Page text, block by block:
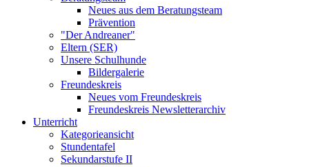
Neues aus dem Beratungsteam
Prävention
"Der Andreaner"
Eltern (SER)
Unsere Schulhunde
Bildergalerie
Freundeskreis
Neues vom Freundeskreis
Freundeskreis Newsletterarchiv
Unterricht
Kategorieansicht
Stundentafel
Sekundarstufe II